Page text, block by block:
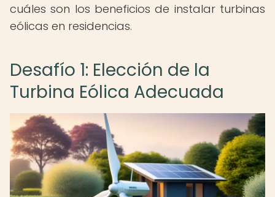
cuáles son los beneficios de instalar turbinas
eólicas en residencias.
Desafío 1: Elección de la
Turbina Eólica Adecuada